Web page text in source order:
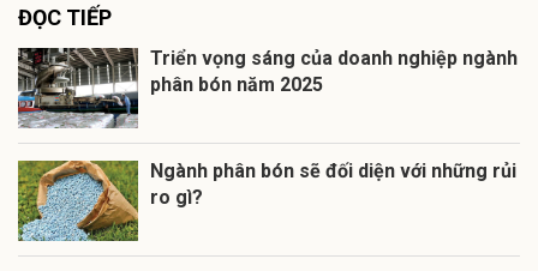
ĐỌC TIẾP
Triển vọng sáng của doanh nghiệp ngành
phân bón năm 2025
Ngành phân bón sẽ đối diện với những rủi
ro gì?